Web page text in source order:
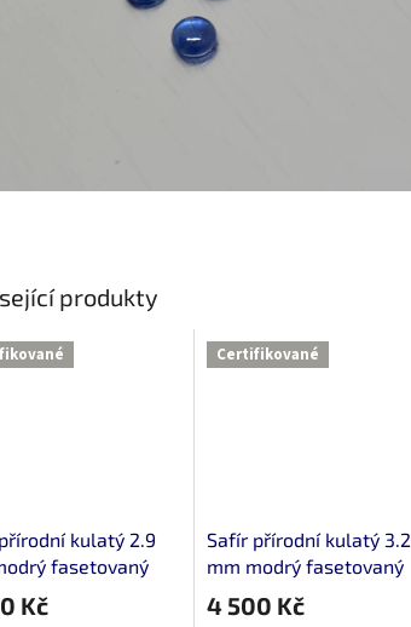
produkty
kulatý 2.9
fasetovaný
Kč
Certifikované
Safír přírodní kulatý 3.2
mm modrý fasetovaný
4 500 Kč